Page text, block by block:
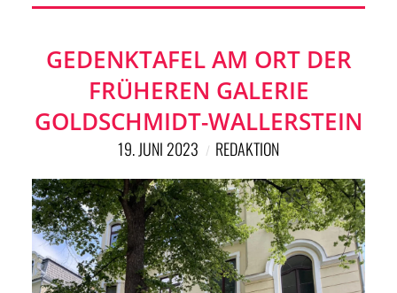
GEDENKTAFEL AM ORT DER
FRÜHEREN GALERIE
GOLDSCHMIDT-WALLERSTEIN
19. JUNI 2023 REDAKTION